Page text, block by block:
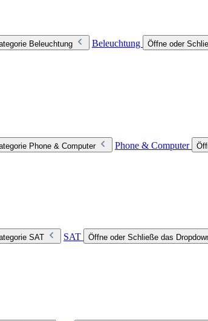
Beleuchtung Beleuchtung Öffne oder
Phone & Computer Phone & Computer
SAT SAT Öffne oder Schließe das